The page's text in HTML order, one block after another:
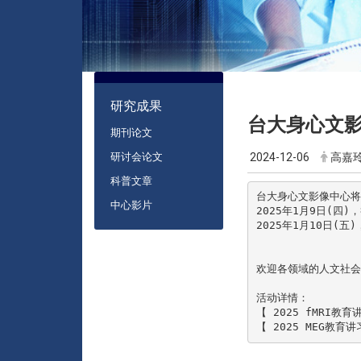
研究成果
期刊论文
研讨会论文
科普文章
中心影片
台大身心文
2024-12-06 高嘉
台大身心文影像中心
2025年1月9日(四)
2025年1月10日(五)
欢迎各领域的人文社
活动详情：
【 2025 fMRI教育
【 2025 MEG教育